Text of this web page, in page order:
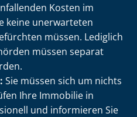
Kosten im
keine unerwarteten
müssen. Lediglich
müssen separat
Sie müssen sich um nichts
Ihre Immobilie in
und informieren Sie